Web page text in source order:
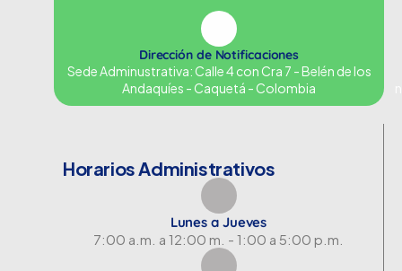
Dirección de Notificaciones
Sede Adminustrativa: Calle 4 con Cra 7 - Belén de los
Andaquíes - Caquetá - Colombia
Horarios Administrativos
Lunes a Jueves
7:00 a.m. a 12:00 m. - 1:00 a 5:00 p.m.